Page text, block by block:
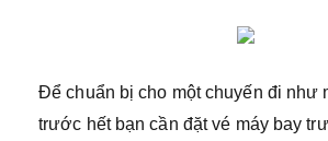
Để chuẩn bị cho một chuyến đi như
trước hết bạn cần đặt vé máy bay